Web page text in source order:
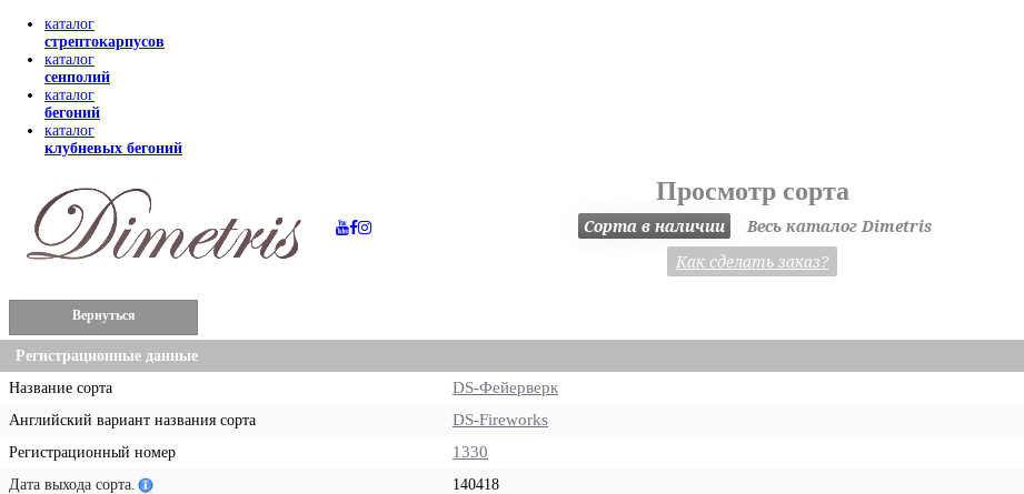
каталог
стрептокарпусов
каталог
сенполий
каталог
бегоний
каталог
клубневых бегоний
Просмотр сорта
Сорта в наличии
Весь каталог Dimetris
Как сделать заказ?
Вернуться
Регистрационные данные
Название сорта
DS-Фейерверк
Английский вариант названия сорта DS-Fireworks
Регистрационный номер 1330
Дата выхода сорта. 140418